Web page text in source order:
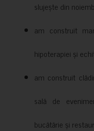
slujește din
am construit
hipoterapiei și
am construit
sală de
bucătărie și